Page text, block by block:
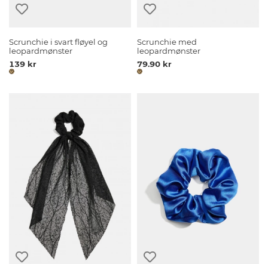
Scrunchie i svart fløyel og
leopardmønster
139 kr
Scrunchie med
leopardmønster
79.90 kr